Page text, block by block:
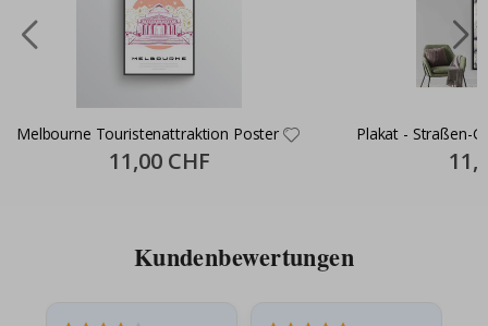
Melbourne Touristenattraktion Poster
Special
Price
11,00 CHF
Plakat - Straßen-
Price
Kundenbewertungen